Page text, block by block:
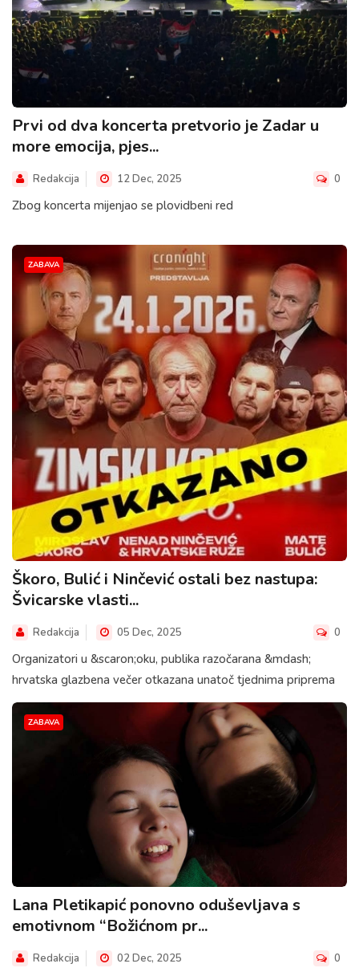
Prvi od dva koncerta pretvorio je Zadar u
more emocija, pjes...
Redakcija 12 Dec, 2025 0
Zbog koncerta mijenjao se plovidbeni red
ZABAVA
Škoro, Bulić i Ninčević ostali bez nastupa:
Švicarske vlasti...
Redakcija 05 Dec, 2025 0
Organizatori u &scaron;oku, publika razočarana &mdash;
hrvatska glazbena večer otkazana unatoč tjednima priprema
ZABAVA
Lana Pletikapić ponovno oduševljava s
emotivnom “Božićnom pr...
Redakcija 02 Dec, 2025 0